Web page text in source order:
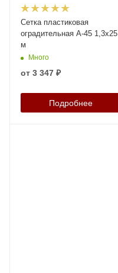
Сетка пластиковая
оградительная А-45 1,3х25
м
Много
от 3 347 ₽
Подробнее